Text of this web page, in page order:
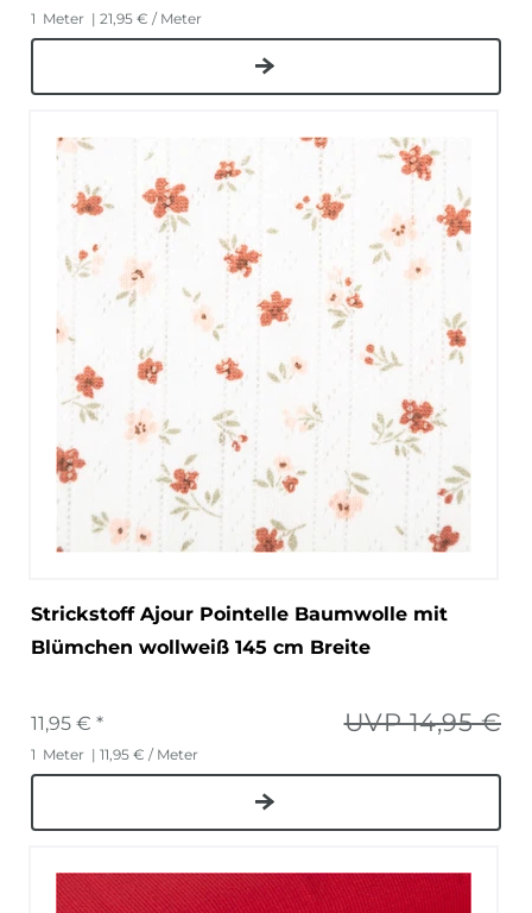
1 Meter | 21,95 € / Meter
Strickstoff Ajour Pointelle Baumwolle mit
Blümchen wollweiß 145 cm Breite
UVP 14,95 €
11,95 € *
1 Meter | 11,95 € / Meter